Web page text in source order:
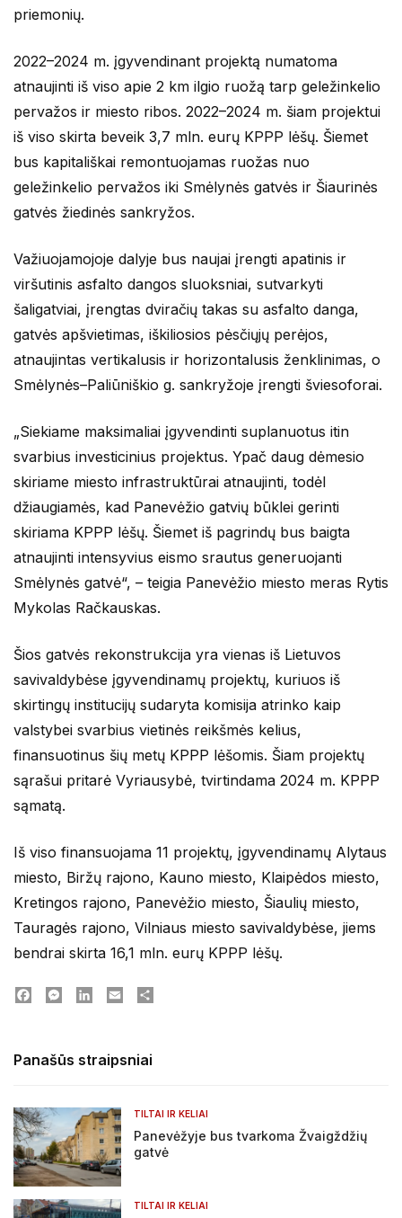
priemonių.
2022–2024 m. įgyvendinant projektą numatoma
atnaujinti iš viso apie 2 km ilgio ruožą tarp geležinkelio
pervažos ir miesto ribos. 2022–2024 m. šiam projektui
iš viso skirta beveik 3,7 mln. eurų KPPP lėšų. Šiemet
bus kapitališkai remontuojamas ruožas nuo
geležinkelio pervažos iki Smėlynės gatvės ir Šiaurinės
gatvės žiedinės sankryžos.
Važiuojamojoje dalyje bus naujai įrengti apatinis ir
viršutinis asfalto dangos sluoksniai, sutvarkyti
šaligatviai, įrengtas dviračių takas su asfalto danga,
gatvės apšvietimas, iškiliosios pėsčiųjų perėjos,
atnaujintas vertikalusis ir horizontalusis ženklinimas, o
Smėlynės–Paliūniškio g. sankryžoje įrengti šviesoforai.
„Siekiame maksimaliai įgyvendinti suplanuotus itin
svarbius investicinius projektus. Ypač daug dėmesio
skiriame miesto infrastruktūrai atnaujinti, todėl
džiaugiamės, kad Panevėžio gatvių būklei gerinti
skiriama KPPP lėšų. Šiemet iš pagrindų bus baigta
atnaujinti intensyvius eismo srautus generuojanti
Smėlynės gatvė“, – teigia Panevėžio miesto meras Rytis
Mykolas Račkauskas.
Šios gatvės rekonstrukcija yra vienas iš Lietuvos
savivaldybėse įgyvendinamų projektų, kuriuos iš
skirtingų institucijų sudaryta komisija atrinko kaip
valstybei svarbius vietinės reikšmės kelius,
finansuotinus šių metų KPPP lėšomis. Šiam projektų
sąrašui pritarė Vyriausybė, tvirtindama 2024 m. KPPP
sąmatą.
Iš viso finansuojama 11 projektų, įgyvendinamų Alytaus
miesto, Biržų rajono, Kauno miesto, Klaipėdos miesto,
Kretingos rajono, Panevėžio miesto, Šiaulių miesto,
Tauragės rajono, Vilniaus miesto savivaldybėse, jiems
bendrai skirta 16,1 mln. eurų KPPP lėšų.
FacebookMessengerLinkedInEmail
Panašūs straipsniai
TILTAI IR KELIAI
Panevėžyje bus tvarkoma Žvaigždžių
gatvė
TILTAI IR KELIAI